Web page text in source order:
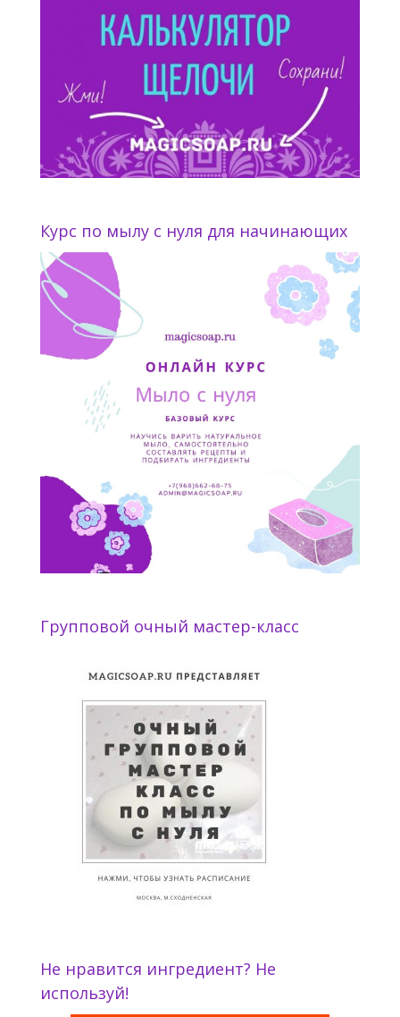
Курс по мылу с нуля для начинающих
Групповой очный мастер-класс
Не нравится ингредиент? Не
используй!